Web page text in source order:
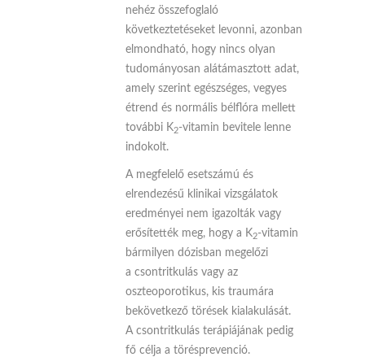
nehéz összefoglaló
következtetéseket levonni, azonban
elmondható, hogy nincs olyan
tudományosan alátámasztott adat,
amely szerint egészséges, vegyes
étrend és normális bélflóra mellett
további K 2-vitamin bevitele lenne
indokolt.
A megfelelő esetszámú és
elrendezésű klinikai vizsgálatok
eredményei nem igazolták vagy
erősítették meg, hogy a K 2-vitamin
bármilyen dózisban megelőzi
a csontritkulás vagy az
oszteoporotikus, kis traumára
bekövetkező törések kialakulását.
A csontritkulás terápiájának pedig
fő célja a törésprevenció.